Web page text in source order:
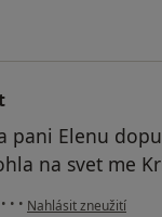
pani Elenu
na svet me
• • • podle názoru uživatele
Nahlásit zneužití